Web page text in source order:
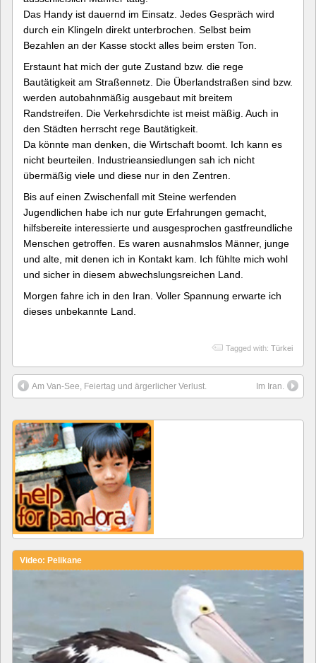
Das Handy ist dauernd im Einsatz. Jedes Gespräch wird
durch ein Klingeln direkt unterbrochen. Selbst beim
Bezahlen an der Kasse stockt alles beim ersten Ton.
Erstaunt hat mich der gute Zustand bzw. die rege
Bautätigkeit am Straßennetz. Die Überlandstraßen sind bzw.
werden autobahnmäßig ausgebaut mit breitem
Randstreifen. Die Verkehrsdichte ist meist mäßig. Auch in
den Städten herrscht rege Bautätigkeit.
Da könnte man denken, die Wirtschaft boomt. Ich kann es
nicht beurteilen. Industrieansiedlungen sah ich nicht
übermäßig viele und diese nur in den Zentren.
Bis auf einen Zwischenfall mit Steine werfenden
Jugendlichen habe ich nur gute Erfahrungen gemacht,
hilfsbereite interessierte und ausgesprochen gastfreundliche
Menschen getroffen. Es waren ausnahmslos Männer, junge
und alte, mit denen ich in Kontakt kam. Ich fühlte mich wohl
und sicher in diesem abwechslungsreichen Land.
Morgen fahre ich in den Iran. Voller Spannung erwarte ich
dieses unbekannte Land.
Tagged with: Türkei
Am Van-See, Feiertag und ärgerlicher Verlust. Im Iran.
Video: Pelikane